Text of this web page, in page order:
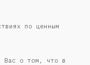
по ценным
Вас о том, что в